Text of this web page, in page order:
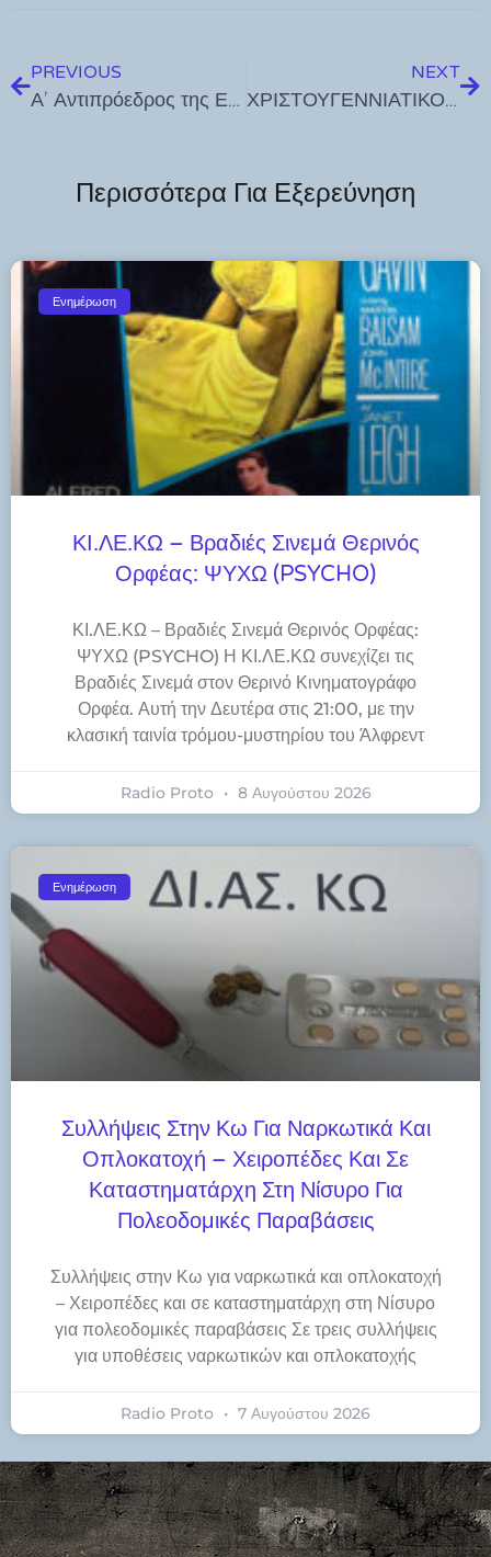
PREVIOUS
Α’ Αντιπρόεδρος της Επιτροπής Ελληνισμού της Διασποράς ο Γ. Νικητιάδης
NEXT
ΧΡΙΣΤΟΥΓΕΝΝΙΑΤΙΚΟ ΠΑΖΑΡΙ ΣΤΗΝ ΚΩ ΚΑΙ ΑΝΑΜΜΑ ΧΡΙΣΤΟΥΓΕΝΝΙΑΤΙΚΟΥ ΔΕΝΤΡΟΥ ΣΤΗΝ ΚΕΦΑΛΟ
Περισσότερα Για Εξερεύνηση
Ενημέρωση
ΚΙ.ΛΕ.ΚΩ – Βραδιές Σινεμά Θερινός
Ορφέας: ΨΥΧΩ (PSYCHO)
ΚΙ.ΛΕ.ΚΩ – Βραδιές Σινεμά Θερινός Ορφέας:
ΨΥΧΩ (PSYCHO) Η ΚΙ.ΛΕ.ΚΩ συνεχίζει τις
Βραδιές Σινεμά στον Θερινό Κινηματογράφο
Ορφέα. Αυτή την Δευτέρα στις 21:00, με την
κλασική ταινία τρόμου-μυστηρίου του Άλφρεντ
Radio Proto 8 Αυγούστου 2026
Ενημέρωση
Συλλήψεις Στην Κω Για Ναρκωτικά Και
Οπλοκατοχή – Χειροπέδες Και Σε
Καταστηματάρχη Στη Νίσυρο Για
Πολεοδομικές Παραβάσεις
Συλλήψεις στην Κω για ναρκωτικά και οπλοκατοχή
– Χειροπέδες και σε καταστηματάρχη στη Νίσυρο
για πολεοδομικές παραβάσεις Σε τρεις συλλήψεις
για υποθέσεις ναρκωτικών και οπλοκατοχής
Radio Proto 7 Αυγούστου 2026